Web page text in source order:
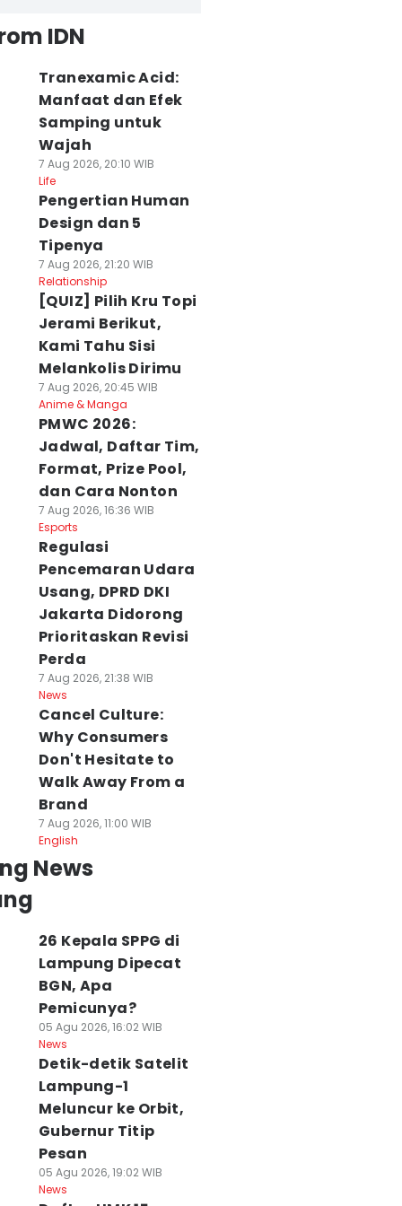
IDN
Tranexamic Acid:
Manfaat dan Efek
Samping untuk
Wajah
7 Aug 2026, 20:10 WIB
Life
Pengertian Human
Design dan 5
Tipenya
7 Aug 2026, 21:20 WIB
Relationship
[QUIZ] Pilih Kru Topi
Jerami Berikut,
Kami Tahu Sisi
Melankolis Dirimu
7 Aug 2026, 20:45 WIB
Anime & Manga
PMWC 2026:
Jadwal, Daftar Tim,
Format, Prize Pool,
dan Cara Nonton
7 Aug 2026, 16:36 WIB
Esports
Regulasi
Pencemaran Udara
Usang, DPRD DKI
Jakarta Didorong
Prioritaskan Revisi
Perda
7 Aug 2026, 21:38 WIB
News
Cancel Culture:
Why Consumers
Don't Hesitate to
Walk Away From a
Brand
7 Aug 2026, 11:00 WIB
English
News
26 Kepala SPPG di
Lampung Dipecat
BGN, Apa
Pemicunya?
05 Agu 2026, 16:02 WIB
News
Detik-detik Satelit
Lampung-1
Meluncur ke Orbit,
Gubernur Titip
Pesan
05 Agu 2026, 19:02 WIB
News